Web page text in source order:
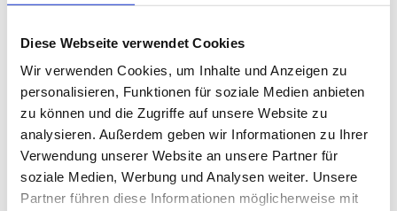
Diese Webseite verwendet Cookies
Wir verwenden Cookies, um Inhalte und Anzeigen zu
personalisieren, Funktionen für soziale Medien anbieten
zu können und die Zugriffe auf unsere Website zu
analysieren. Außerdem geben wir Informationen zu Ihrer
Verwendung unserer Website an unsere Partner für
soziale Medien, Werbung und Analysen weiter. Unsere
Partner führen diese Informationen möglicherweise mit